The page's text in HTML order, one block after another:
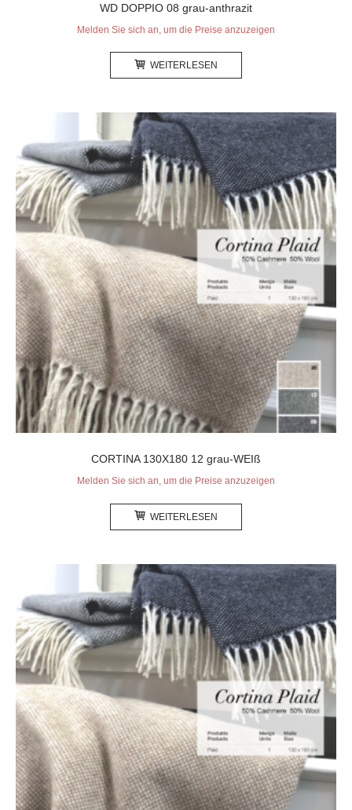
WD DOPPIO 08 grau-anthrazit
Melden Sie sich an, um die Preise anzuzeigen
WEITERLESEN
CORTINA 130X180 12 grau-WEIß
Melden Sie sich an, um die Preise anzuzeigen
WEITERLESEN